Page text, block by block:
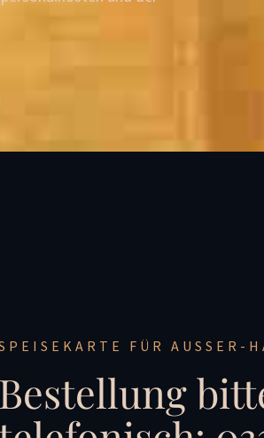
FÜR AUSSER-
Bestellung